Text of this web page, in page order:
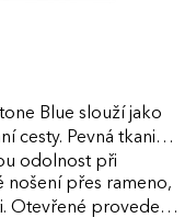
Blue slouží jako
cesty. Pevná tkanina
odolnost při
nošení přes rameno,
Otevřené provedení